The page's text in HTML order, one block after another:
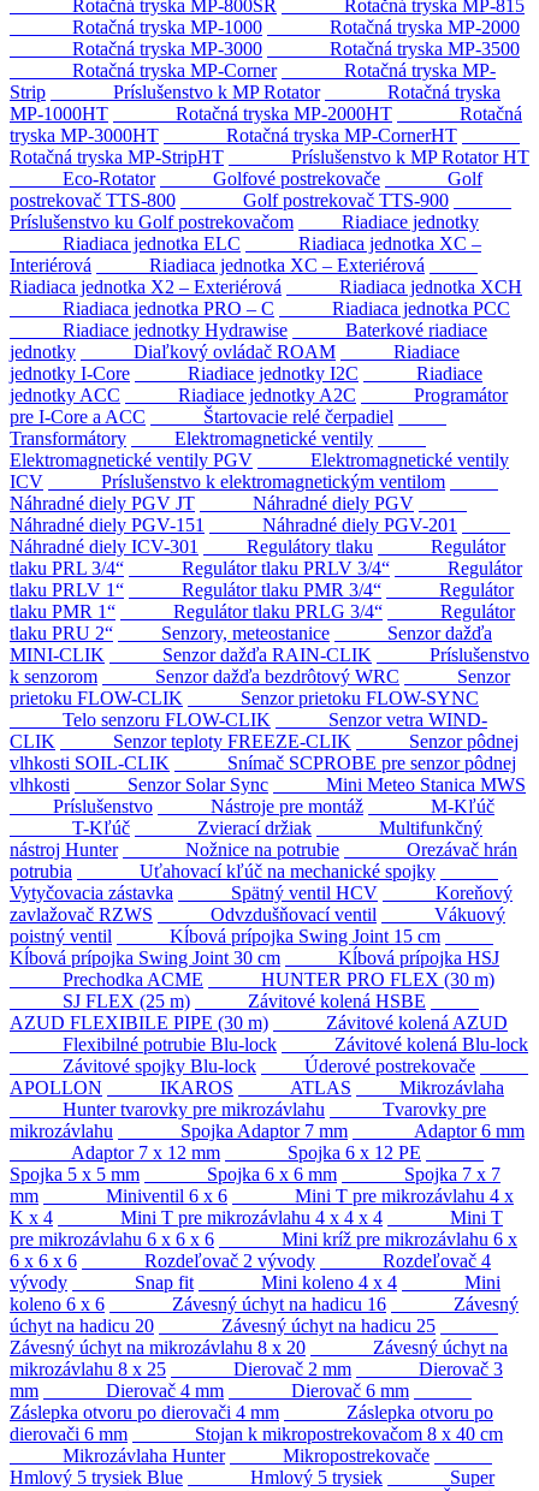
Rotačná tryska MP-800SR
Rotačná tryska MP-815
Rotačná tryska MP-1000
Rotačná tryska MP-2000
Rotačná tryska MP-3000
Rotačná tryska MP-3500
Rotačná tryska MP-Corner
Rotačná tryska MP-
Strip
Príslušenstvo k MP Rotator
Rotačná tryska
MP-1000HT
Rotačná tryska MP-2000HT
Rotačná
tryska MP-3000HT
Rotačná tryska MP-CornerHT
Rotačná tryska MP-StripHT
Príslušenstvo k MP Rotator HT
Eco-Rotator
Golfové postrekovače
Golf
postrekovač TTS-800
Golf postrekovač TTS-900
Príslušenstvo ku Golf postrekovačom
Riadiace jednotky
Riadiaca jednotka ELC
Riadiaca jednotka XC –
Interiérová
Riadiaca jednotka XC – Exteriérová
Riadiaca jednotka X2 – Exteriérová
Riadiaca jednotka XCH
Riadiaca jednotka PRO – C
Riadiaca jednotka PCC
Riadiace jednotky Hydrawise
Baterkové riadiace
jednotky
Diaľkový ovládač ROAM
Riadiace
jednotky I-Core
Riadiace jednotky I2C
Riadiace
jednotky ACC
Riadiace jednotky A2C
Programátor
pre I-Core a ACC
Štartovacie relé čerpadiel
Transformátory
Elektromagnetické ventily
Elektromagnetické ventily PGV
Elektromagnetické ventily
ICV
Príslušenstvo k elektromagnetickým ventilom
Náhradné diely PGV JT
Náhradné diely PGV
Náhradné diely PGV-151
Náhradné diely PGV-201
Náhradné diely ICV-301
Regulátory tlaku
Regulátor
tlaku PRL 3/4“
Regulátor tlaku PRLV 3/4“
Regulátor
tlaku PRLV 1“
Regulátor tlaku PMR 3/4“
Regulátor
tlaku PMR 1“
Regulátor tlaku PRLG 3/4“
Regulátor
tlaku PRU 2“
Senzory, meteostanice
Senzor dažďa
MINI-CLIK
Senzor dažďa RAIN-CLIK
Príslušenstvo
k senzorom
Senzor dažďa bezdrôtový WRC
Senzor
prietoku FLOW-CLIK
Senzor prietoku FLOW-SYNC
Telo senzoru FLOW-CLIK
Senzor vetra WIND-
CLIK
Senzor teploty FREEZE-CLIK
Senzor pôdnej
vlhkosti SOIL-CLIK
Snímač SCPROBE pre senzor pôdnej
vlhkosti
Senzor Solar Sync
Mini Meteo Stanica MWS
Príslušenstvo
Nástroje pre montáž
M-Kľúč
T-Kľúč
Zvierací držiak
Multifunkčný
nástroj Hunter
Nožnice na potrubie
Orezávač hrán
potrubia
Uťahovací kľúč na mechanické spojky
Vytyčovacia zástavka
Spätný ventil HCV
Koreňový
zavlažovač RZWS
Odvzdušňovací ventil
Vákuový
poistný ventil
Kĺbová prípojka Swing Joint 15 cm
Kĺbová prípojka Swing Joint 30 cm
Kĺbová prípojka HSJ
Prechodka ACME
HUNTER PRO FLEX (30 m)
SJ FLEX (25 m)
Závitové kolená HSBE
AZUD FLEXIBILE PIPE (30 m)
Závitové kolená AZUD
Flexibilné potrubie Blu-lock
Závitové kolená Blu-lock
Závitové spojky Blu-lock
Úderové postrekovače
APOLLON
IKAROS ATLAS
Mikrozávlaha
Hunter tvarovky pre mikrozávlahu
Tvarovky pre
mikrozávlahu
Spojka Adaptor 7 mm
Adaptor 6 mm
Adaptor 7 x 12 mm
Spojka 6 x 12 PE
Spojka 5 x 5 mm
Spojka 6 x 6 mm
Spojka 7 x 7
mm
Miniventil 6 x 6
Mini T pre mikrozávlahu 4 x
K x 4
Mini T pre mikrozávlahu 4 x 4 x 4
Mini T
pre mikrozávlahu 6 x 6 x 6
Mini kríž pre mikrozávlahu 6 x
6 x 6 x 6
Rozdeľovač 2 vývody
Rozdeľovač 4
vývody
Snap fit Mini koleno 4 x 4
Mini
koleno 6 x 6
Závesný úchyt na hadicu 16
Závesný
úchyt na hadicu 20
Závesný úchyt na hadicu 25
Závesný úchyt na mikrozávlahu 8 x 20
Závesný úchyt na
mikrozávlahu 8 x 25
Dierovač 2 mm
Dierovač 3
mm
Dierovač 4 mm
Dierovač 6 mm
Záslepka otvoru po dierovači 4 mm
Záslepka otvoru po
dierovači 6 mm
Stojan k mikropostrekovačom 8 x 40 cm
Mikrozávlaha Hunter
Mikropostrekovače
Hmlový 5 trysiek Blue
Hmlový 5 trysiek
Super